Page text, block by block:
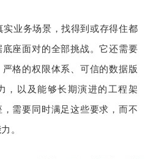
实业务场景，找得到或存得住都
座面对的全部挑战。它还需要
格的权限体系、可信的数据版
，以及能够长期演进的工程架
需要同时满足这些要求，而不
。